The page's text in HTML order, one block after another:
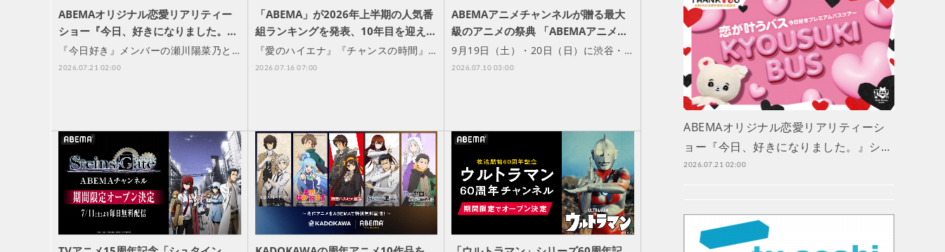
ABEMAオリジナル恋愛リアリティー
ショー『今日、好きになりました。…
『今日好き』メンバーの瀬川陽菜乃と…
2026.07.21 02:00
「ABEMA」が2026年上半期の人気番
組ランキングを発表、10年目を迎え…
『愛のハイエナ』『チャンスの時間』…
2026.07.16 07:00
ABEMAアニメチャンネルが贈る最大
級のアニメの祭典 「ABEMAアニメ…
9月19日（土）・20日（日）に渋谷・…
2026.07.10 03:00
ABEMAオリジナル恋愛リアリティーシ
ョー『今日、好きになりました。』シ…
2026.07.21 02:00